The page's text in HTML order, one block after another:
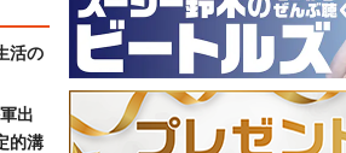
活の
出
的溝